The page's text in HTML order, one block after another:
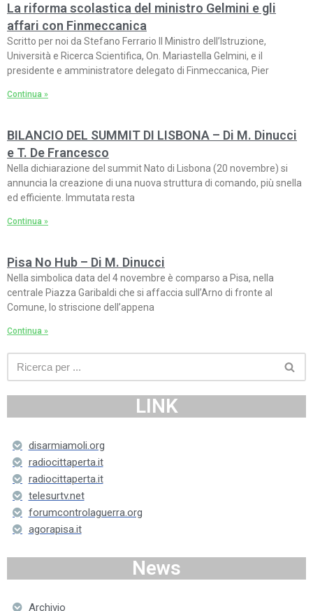
La riforma scolastica del ministro Gelmini e gli
affari con Finmeccanica
Scritto per noi da Stefano Ferrario Il Ministro dell’Istruzione,
Università e Ricerca Scientifica, On. Mariastella Gelmini, e il
presidente e amministratore delegato di Finmeccanica, Pier
Continua »
BILANCIO DEL SUMMIT DI LISBONA – Di M. Dinucci
e T. De Francesco
Nella dichiarazione del summit Nato di Lisbona (20 novembre) si
annuncia la creazione di una nuova struttura di comando, più snella
ed efficiente. Immutata resta
Continua »
Pisa No Hub – Di M. Dinucci
Nella simbolica data del 4 novembre è comparso a Pisa, nella
centrale Piazza Garibaldi che si affaccia sull’Arno di fronte al
Comune, lo striscione dell’appena
Continua »
LINK
disarmiamoli.org
radiocittaperta.it
radiocittaperta.it
telesurtv.net
forumcontrolaguerra.org
agorapisa.it
News
Archivio